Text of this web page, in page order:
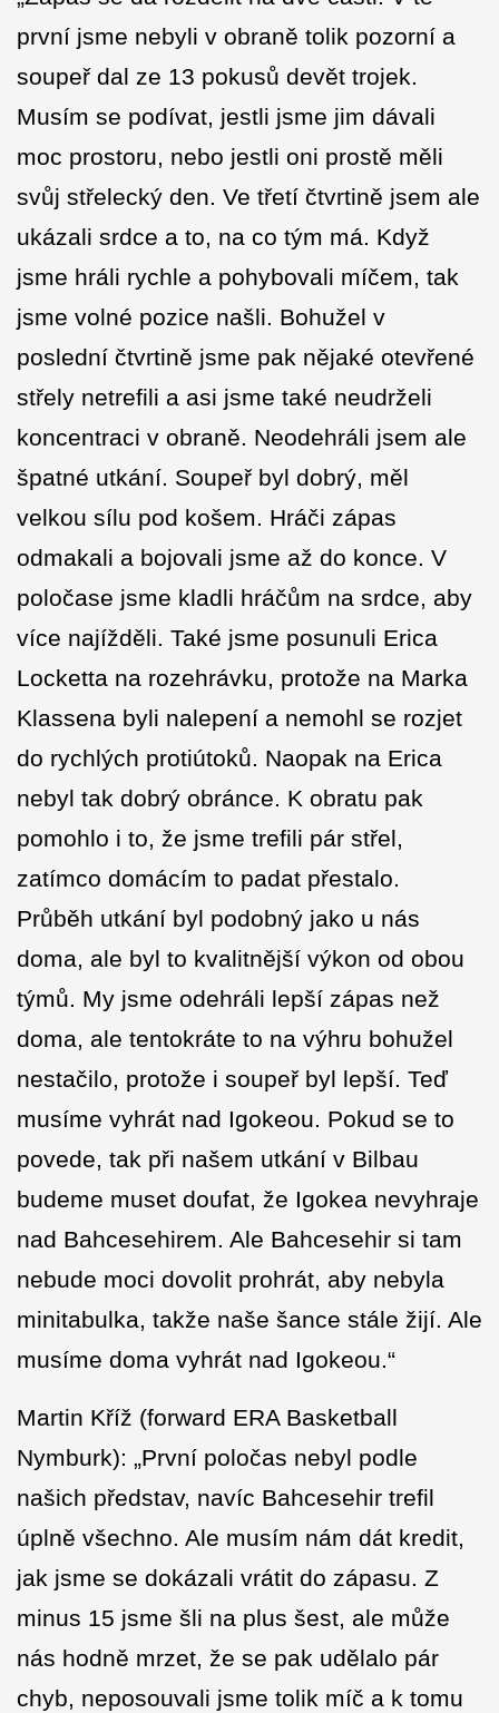
první jsme nebyli v obraně tolik pozorní a
soupeř dal ze 13 pokusů devět trojek.
Musím se podívat, jestli jsme jim dávali
moc prostoru, nebo jestli oni prostě měli
svůj střelecký den. Ve třetí čtvrtině jsem ale
ukázali srdce a to, na co tým má. Když
jsme hráli rychle a pohybovali míčem, tak
jsme volné pozice našli. Bohužel v
poslední čtvrtině jsme pak nějaké otevřené
střely netrefili a asi jsme také neudrželi
koncentraci v obraně. Neodehráli jsem ale
špatné utkání. Soupeř byl dobrý, měl
velkou sílu pod košem. Hráči zápas
odmakali a bojovali jsme až do konce. V
poločase jsme kladli hráčům na srdce, aby
více najížděli. Také jsme posunuli Erica
Locketta na rozehrávku, protože na Marka
Klassena byli nalepení a nemohl se rozjet
do rychlých protiútoků. Naopak na Erica
nebyl tak dobrý obránce. K obratu pak
pomohlo i to, že jsme trefili pár střel,
zatímco domácím to padat přestalo.
Průběh utkání byl podobný jako u nás
doma, ale byl to kvalitnější výkon od obou
týmů. My jsme odehráli lepší zápas než
doma, ale tentokráte to na výhru bohužel
nestačilo, protože i soupeř byl lepší. Teď
musíme vyhrát nad Igokeou. Pokud se to
povede, tak při našem utkání v Bilbau
budeme muset doufat, že Igokea nevyhraje
nad Bahcesehirem. Ale Bahcesehir si tam
nebude moci dovolit prohrát, aby nebyla
minitabulka, takže naše šance stále žijí. Ale
musíme doma vyhrát nad Igokeou.“
Martin Kříž (forward ERA Basketball
Nymburk): „První poločas nebyl podle
našich představ, navíc Bahcesehir trefil
úplně všechno. Ale musím nám dát kredit,
jak jsme se dokázali vrátit do zápasu. Z
minus 15 jsme šli na plus šest, ale může
nás hodně mrzet, že se pak udělalo pár
chyb, neposouvali jsme tolik míč a k tomu